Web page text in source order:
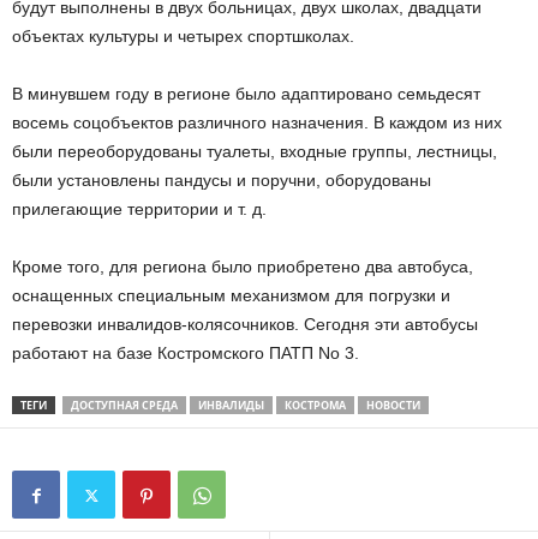
будут выполнены в двух больницах, двух школах, двадцати
объектах культуры и четырех спортшколах.
В минувшем году в регионе было адаптировано семьдесят
восемь соцобъектов различного назначения. В каждом из них
были переоборудованы туалеты, входные группы, лестницы,
были установлены пандусы и поручни, оборудованы
прилегающие территории и т. д.
Кроме того, для региона было приобретено два автобуса,
оснащенных специальным механизмом для погрузки и
перевозки инвалидов-колясочников. Сегодня эти автобусы
работают на базе Костромского ПАТП No 3.
ТЕГИ ДОСТУПНАЯ СРЕДА ИНВАЛИДЫ КОСТРОМА НОВОСТИ